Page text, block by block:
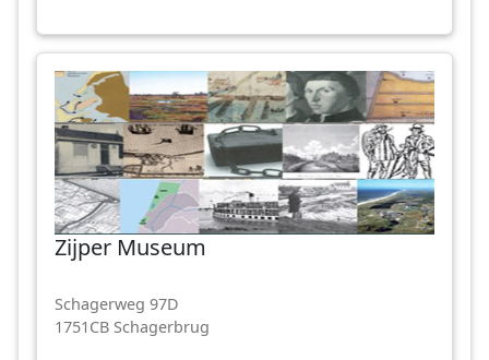
Zijper Museum
Schagerweg 97D
1751CB Schagerbrug